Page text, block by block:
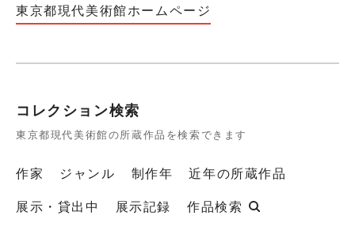
東京都現代美術館ホームページ
コレクション検索
東京都現代美術館の所蔵作品を検索できます
作家 ジャンル 制作年
近年の所蔵作品
展示・貸出中
展示記録 作品検索